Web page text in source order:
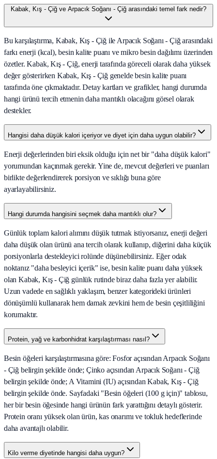
Kabak, Kış - Çiğ ve Arpacık Soğanı - Çiğ arasındaki temel fark nedir?
Bu karşılaştırma, Kabak, Kış - Çiğ ile Arpacık Soğanı - Çiğ arasındaki
farkı enerji (kcal), besin kalite puanı ve mikro besin dağılımı üzerinden
özetler. Kabak, Kış - Çiğ, enerji tarafında göreceli olarak daha yüksek
değer gösterirken Kabak, Kış - Çiğ genelde besin kalite puanı
tarafında öne çıkmaktadır. Detay kartları ve grafikler, hangi durumda
hangi ürünü tercih etmenin daha mantıklı olacağını görsel olarak
destekler.
Hangisi daha düşük kalori içeriyor ve diyet için daha uygun olabilir?
Enerji değerlerinden biri eksik olduğu için net bir "daha düşük kalori"
yorumundan kaçınmak gerekir. Yine de, mevcut değerleri ve puanları
birlikte değerlendirerek porsiyon ve sıklığı buna göre
ayarlayabilirsiniz.
Hangi durumda hangisini seçmek daha mantıklı olur?
Günlük toplam kalori alımını düşük tutmak istiyorsanız, enerji değeri
daha düşük olan ürünü ana tercih olarak kullanıp, diğerini daha küçük
porsiyonlarla destekleyici rolünde düşünebilirsiniz. Eğer odak
noktanız "daha besleyici içerik" ise, besin kalite puanı daha yüksek
olan Kabak, Kış - Çiğ günlük rutinde biraz daha fazla yer alabilir.
Uzun vadede en sağlıklı yaklaşım, benzer kategorideki ürünleri
dönüşümlü kullanarak hem damak zevkini hem de besin çeşitliliğini
korumaktır.
Protein, yağ ve karbonhidrat karşılaştırması nasıl?
Besin öğeleri karşılaştırmasına göre: Fosfor açısından Arpacık Soğanı
- Çiğ belirgin şekilde önde; Çinko açısından Arpacık Soğanı - Çiğ
belirgin şekilde önde; A Vitamini (IU) açısından Kabak, Kış - Çiğ
belirgin şekilde önde. Sayfadaki "Besin öğeleri (100 g için)" tablosu,
her bir besin öğesinde hangi ürünün fark yarattığını detaylı gösterir.
Protein oranı yüksek olan ürün, kas onarımı ve tokluk hedeflerinde
daha avantajlı olabilir.
Kilo verme diyetinde hangisi daha uygun?